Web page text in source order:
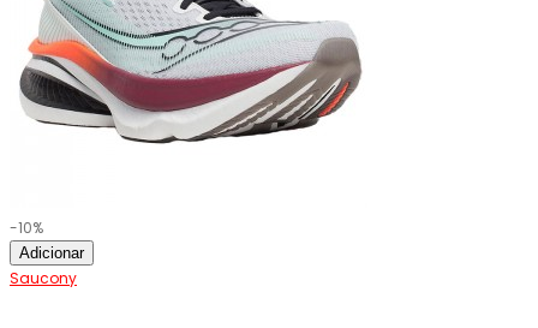
-10%
Adicionar
Saucony